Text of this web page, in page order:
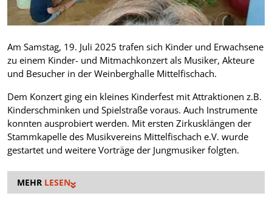
Am Samstag, 19. Juli 2025 trafen sich Kinder und Erwachsene
zu einem Kinder- und Mitmachkonzert als Musiker, Akteure
und Besucher in der Weinberghalle Mittelfischach.
Dem Konzert ging ein kleines Kinderfest mit Attraktionen z.B.
Kinderschminken und Spielstraße voraus. Auch Instrumente
konnten ausprobiert werden. Mit ersten Zirkusklängen der
Stammkapelle des Musikvereins Mittelfischach e.V. wurde
gestartet und weitere Vorträge der Jungmusiker folgten.
LESEN